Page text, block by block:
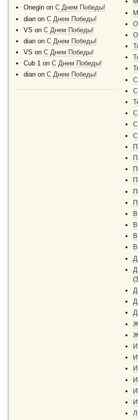
Onegin on C Днем Победы!
dian on C Днем Победы!
VS on C Днем Победы!
dian on C Днем Победы!
VS on C Днем Победы!
Cub 1 on C Днем Победы!
dian on C Днем Победы!